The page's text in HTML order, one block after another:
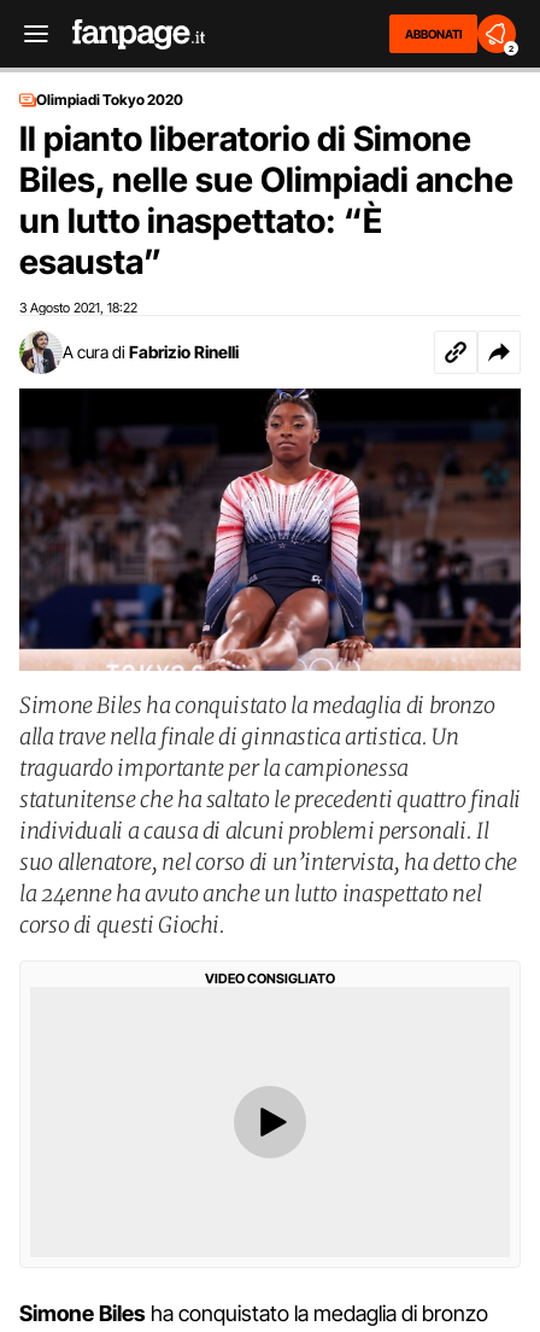
ABBONATI
2
Olimpiadi Tokyo 2020
Il pianto liberatorio di Simone
Biles, nelle sue Olimpiadi anche
un lutto inaspettato: “È
esausta”
3 Agosto 2021 18:22
A cura di Fabrizio Rinelli
Simone Biles ha conquistato la medaglia di bronzo
alla trave nella finale di ginnastica artistica. Un
traguardo importante per la campionessa
statunitense che ha saltato le precedenti quattro finali
individuali a causa di alcuni problemi personali. Il
suo allenatore, nel corso di un’intervista, ha detto che
la 24enne ha avuto anche un lutto inaspettato nel
corso di questi Giochi.
VIDEO CONSIGLIATO
Simone Biles ha conquistato la medaglia di bronzo